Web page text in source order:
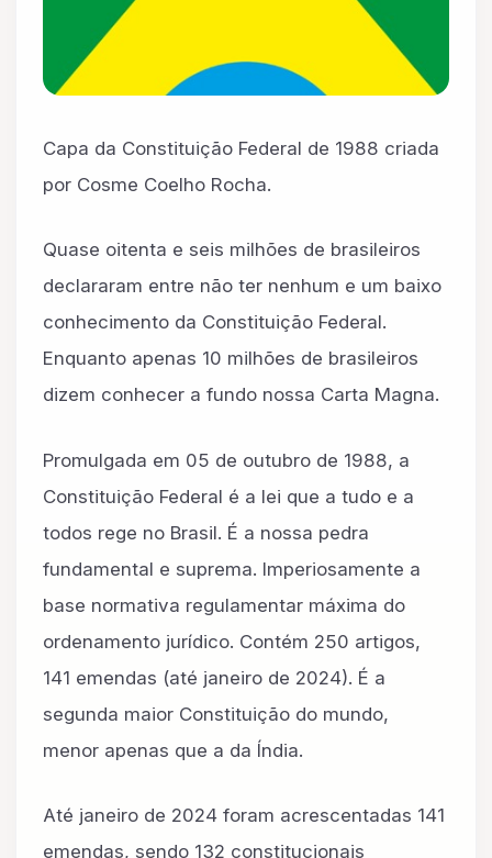
Capa da Constituição Federal de 1988 criada
por Cosme Coelho Rocha.
Quase oitenta e seis milhões de brasileiros
declararam entre não ter nenhum e um baixo
conhecimento da Constituição Federal.
Enquanto apenas 10 milhões de brasileiros
dizem conhecer a fundo nossa Carta Magna.
Promulgada em 05 de outubro de 1988, a
Constituição Federal é a lei que a tudo e a
todos rege no Brasil. É a nossa pedra
fundamental e suprema. Imperiosamente a
base normativa regulamentar máxima do
ordenamento jurídico. Contém 250 artigos,
141 emendas (até janeiro de 2024). É a
segunda maior Constituição do mundo,
menor apenas que a da Índia.
Até janeiro de 2024 foram acrescentadas 141
emendas, sendo 132 constitucionais